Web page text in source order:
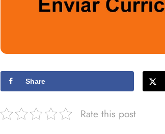
Share
Rate this post